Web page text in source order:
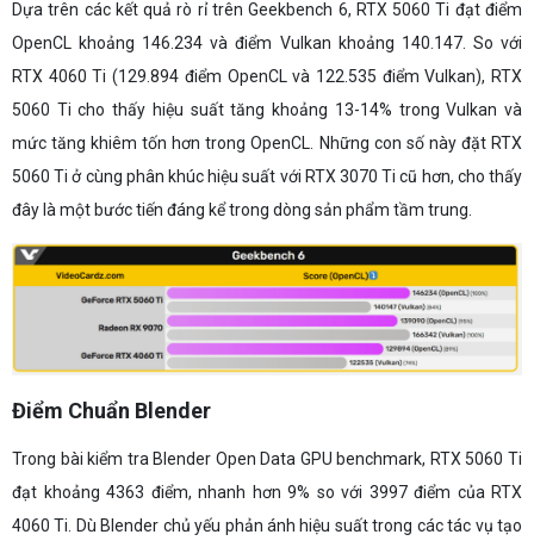
Dựa trên các kết quả rò rỉ trên Geekbench 6, RTX 5060 Ti đạt điểm
OpenCL khoảng 146.234 và điểm Vulkan khoảng 140.147. So với
RTX 4060 Ti (129.894 điểm OpenCL và 122.535 điểm Vulkan), RTX
5060 Ti cho thấy hiệu suất tăng khoảng 13-14% trong Vulkan và
mức tăng khiêm tốn hơn trong OpenCL. Những con số này đặt RTX
5060 Ti ở cùng phân khúc hiệu suất với RTX 3070 Ti cũ hơn, cho thấy
đây là một bước tiến đáng kể trong dòng sản phẩm tầm trung.
Điểm Chuẩn Blender
Trong bài kiểm tra Blender Open Data GPU benchmark, RTX 5060 Ti
đạt khoảng 4363 điểm, nhanh hơn 9% so với 3997 điểm của RTX
4060 Ti. Dù Blender chủ yếu phản ánh hiệu suất trong các tác vụ tạo